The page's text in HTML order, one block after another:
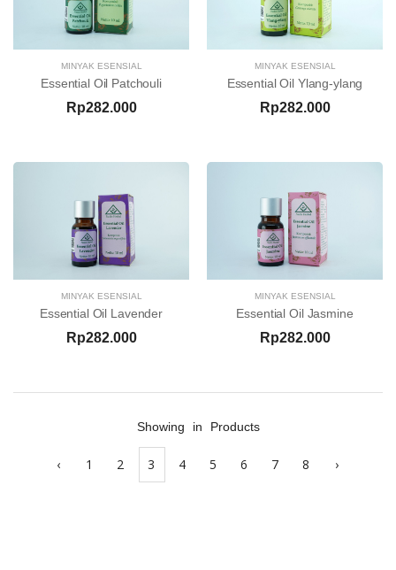
MINYAK ESENSIAL
Essential Oil Patchouli
Rp282.000
MINYAK ESENSIAL
Essential Oil Ylang-ylang
Rp282.000
MINYAK ESENSIAL
Essential Oil Lavender
Rp282.000
MINYAK ESENSIAL
Essential Oil Jasmine
Rp282.000
Showing in Products
‹ 1 2 3 4 5 6 7 8 ›